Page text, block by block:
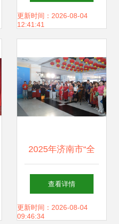
实文化场馆管理服
更新时间：2026-08-04
12:41:41
2025年济南市“全
民健身日”主题系列
活动盛大开启 全民
查看详情
更新时间：2026-08-04
09:46:34